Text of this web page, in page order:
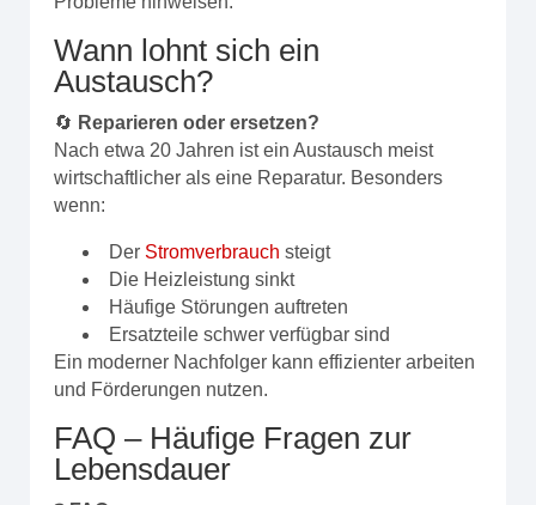
Wann lohnt sich ein
Austausch?
🔄 Reparieren oder ersetzen?
Nach etwa 20 Jahren ist ein Austausch meist
wirtschaftlicher als eine Reparatur. Besonders
wenn:
Der Stromverbrauch steigt
Die Heizleistung sinkt
Häufige Störungen auftreten
Ersatzteile schwer verfügbar sind
Ein moderner Nachfolger kann effizienter arbeiten
und Förderungen nutzen.
FAQ – Häufige Fragen zur
Lebensdauer